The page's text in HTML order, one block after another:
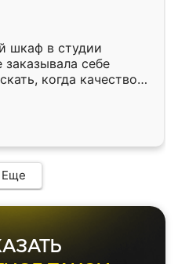
шкаф в студии
заказывала себе
когда качеством
кухня уже почти
Еще